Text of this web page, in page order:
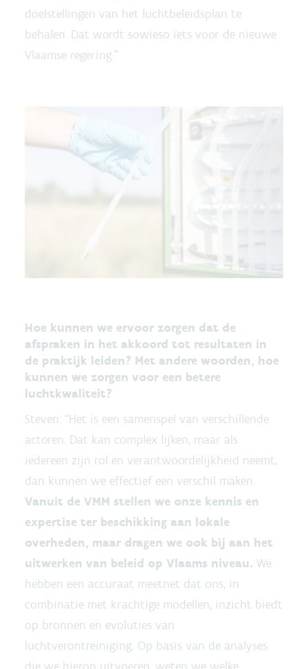
doelstellingen van het luchtbeleidsplan te
behalen. Dat wordt sowieso iets voor de nieuwe
Vlaamse regering.”
Hoe kunnen we ervoor zorgen dat de
afspraken in het akkoord tot resultaten in
de praktijk leiden? Met andere woorden, hoe
kunnen we zorgen voor een betere
luchtkwaliteit?
Steven: “Het is een samenspel van verschillende
actoren. Dat kan complex lijken, maar als
iedereen zijn rol en verantwoordelijkheid neemt,
dan kunnen we effectief een verschil maken.
Vanuit de VMM stellen we onze kennis en
expertise ter beschikking aan lokale
overheden, maar dragen we ook bij aan het
uitwerken van beleid op Vlaams niveau. We
hebben een accuraat meetnet dat ons, in
combinatie met krachtige modellen, inzicht biedt
op bronnen en evoluties van
luchtverontreiniging. Op basis van de analyses